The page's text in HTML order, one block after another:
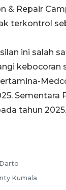
& Repair
terkontrol
ini salah
kebocoran
Sementara
tahun 2025.
Darto
Kumala